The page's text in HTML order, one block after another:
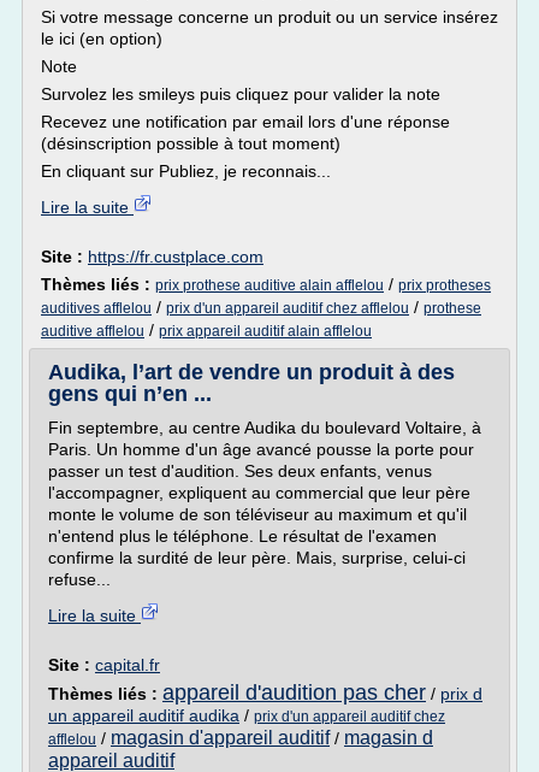
Si votre message concerne un produit ou un service insérez
le ici (en option)
Note
Survolez les smileys puis cliquez pour valider la note
Recevez une notification par email lors d'une réponse
(désinscription possible à tout moment)
En cliquant sur Publiez, je reconnais...
Lire la suite
Site : https://fr.custplace.com
Thèmes liés : prix prothese auditive alain afflelou / prix protheses
auditives afflelou / prix d'un appareil auditif chez afflelou / prothese
auditive afflelou / prix appareil auditif alain afflelou
Audika, l’art de vendre un produit à des
gens qui n’en ...
Fin septembre, au centre Audika du boulevard Voltaire, à
Paris. Un homme d'un âge avancé pousse la porte pour
passer un test d'audition. Ses deux enfants, venus
l'accompagner, expliquent au commercial que leur père
monte le volume de son téléviseur au maximum et qu'il
n'entend plus le téléphone. Le résultat de l'examen
confirme la surdité de leur père. Mais, surprise, celui-ci
refuse...
Lire la suite
Site : capital.fr
Thèmes liés : appareil d'audition pas cher / prix d
un appareil auditif audika / prix d'un appareil auditif chez
afflelou / magasin d'appareil auditif/ magasin d
appareil auditif